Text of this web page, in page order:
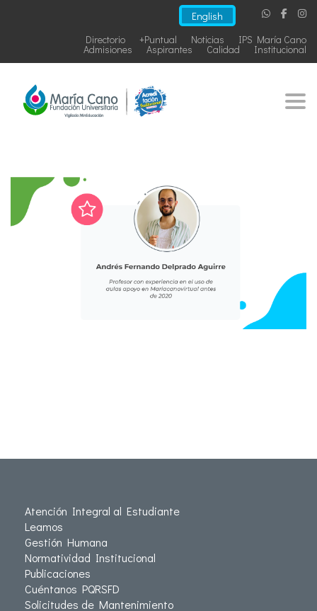
English
IPS María Cano
Noticias
+Puntual
Directorio
Institucional
Calidad
Aspirantes
Admisiones
Atención Integral al Estudiante
Leamos
Gestión Humana
Normatividad Institucional
Publicaciones
Cuéntanos PQRSFD
Solicitudes de Mantenimiento